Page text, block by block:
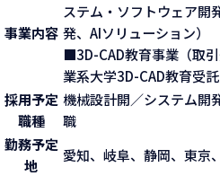
事業内容
ステム・ソフトウェア開
発、AIソリューション）
■3D-CAD教育事業（取
業系大学3D-CAD教育受託
採用予定
職種
機械設計開／システム開
職
勤務予定
地
愛知、岐阜、静岡、東京